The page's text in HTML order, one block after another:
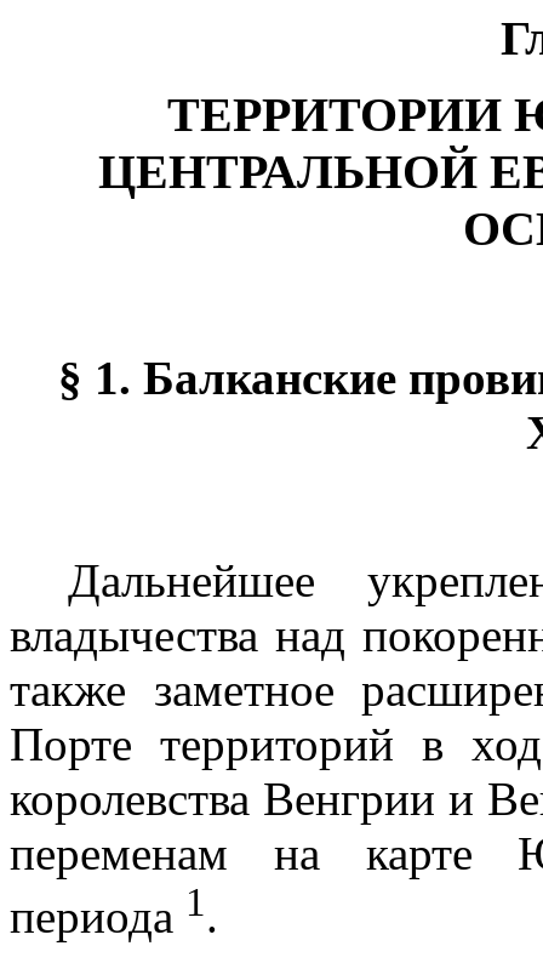
ТЕРРИТОРИИ
ЦЕНТРАЛЬНОЙ
§ 1. Балканские
Дальнейшее
владычества над
также заметное
Порте территорий в
королевства Венгрии и
переменам на карте
периода 1.